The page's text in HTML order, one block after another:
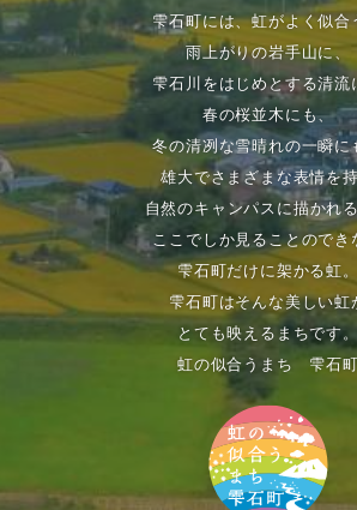
雫石町には、虹がよく似合
雨上がりの岩手山に、
雫石川をはじめとする清流
春の桜並木にも、
冬の清冽な雪晴れの一瞬に
雄大でさまざまな表情を
自然のキャンパスに描かれ
ここでしか見ることのでき
雫石町だけに架かる虹。
雫石町はそんな美しい虹
とても映えるまちです。
虹の似合うまち 雫石